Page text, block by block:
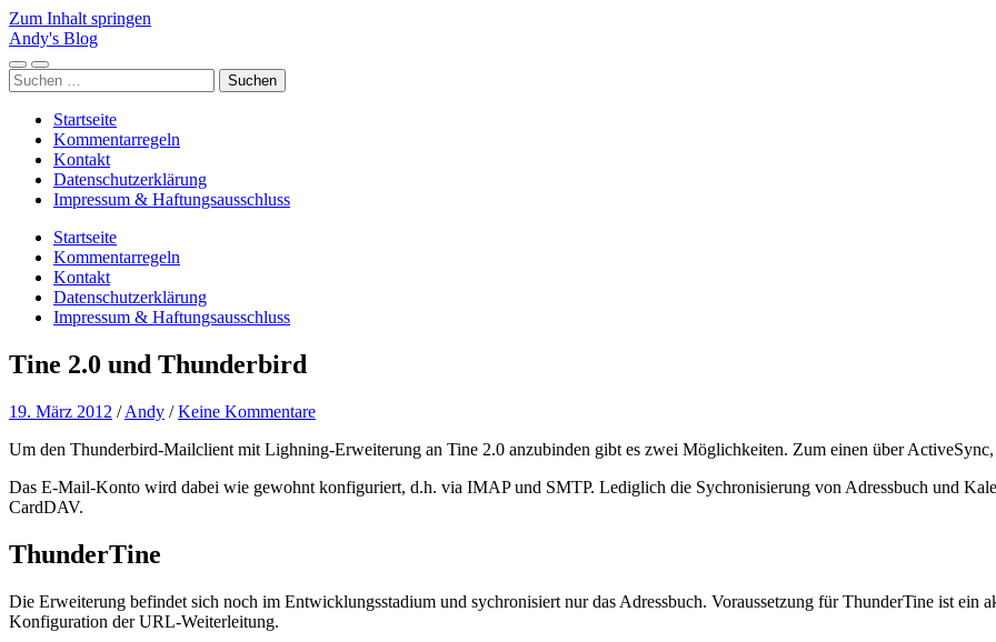
Zum Inhalt springen
Andy's Blog
Mobile-
Menü
Suchfeld
ein-/ausblenden
Suchen
nach:
Startseite
Kommentarregeln
Kontakt
Datenschutzerklärung
Impressum & Haftungsausschluss
Startseite
Kommentarregeln
Kontakt
Datenschutzerklärung
Impressum & Haftungsausschluss
Tine 2.0 und Thunderbird
19. März 2012 /Andy /Keine Kommentare
Um den Thunderbird-Mailclient mit Lighning-Erweiterung an Tine 2.0 anzubinden gibt es zwei Möglichkeiten. Zum einen über
Das E-Mail-Konto wird dabei wie gewohnt konfiguriert, d.h. via IMAP und SMTP. Lediglich die Sychronisierung von Adressbuch und
CardDAV.
ThunderTine
Die Erweiterung befindet sich noch im Entwicklungsstadium und sychronisiert nur das Adressbuch. Voraussetzung für ThunderTine ist ein
Konfiguration der URL-Weiterleitung.